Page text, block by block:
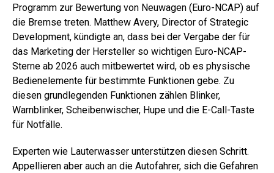
Programm zur Bewertung von Neuwagen (Euro-NCAP) auf
die Bremse treten. Matthew Avery, Director of Strategic
Development, kündigte an, dass bei der Vergabe der für
das Marketing der Hersteller so wichtigen Euro-NCAP-
Sterne ab 2026 auch mitbewertet wird, ob es physische
Bedienelemente für bestimmte Funktionen gebe. Zu
diesen grundlegenden Funktionen zählen Blinker,
Warnblinker, Scheibenwischer, Hupe und die E-Call-Taste
für Notfälle.
Experten wie Lauterwasser unterstützen diesen Schritt.
Appellieren aber auch an die Autofahrer, sich die Gefahren